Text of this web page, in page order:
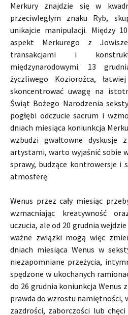
Merkury znajdzie się w
przeciwległym znaku Ryb,
unikajcie manipulacji. Między
aspekt Merkurego z
transakcjami i
międzynarodowymi. 13
życzliwego Koziorożca,
skoncentrować uwagę na
Świąt Bożego Narodzenia
pogłębi odczucie sacrum i
dniach miesiąca koniunkcja
wzbudzi gwałtowne
artystami, warto wyjaśnić sobie
sprawy, budzące kontrowersje i
atmosferę.
Wenus przez cały miesiąc
wzmacniając kreatywność
uczucia, ale od 20 grudnia
ważne związki mogą więc
dniach miesiąca Wenus w
niezapomniane przeżycia,
spędzone w ukochanych
do 26 grudnia koniunkcja Wenus
prawda do wzrostu namiętności,
zazdrości, zaborczości lub